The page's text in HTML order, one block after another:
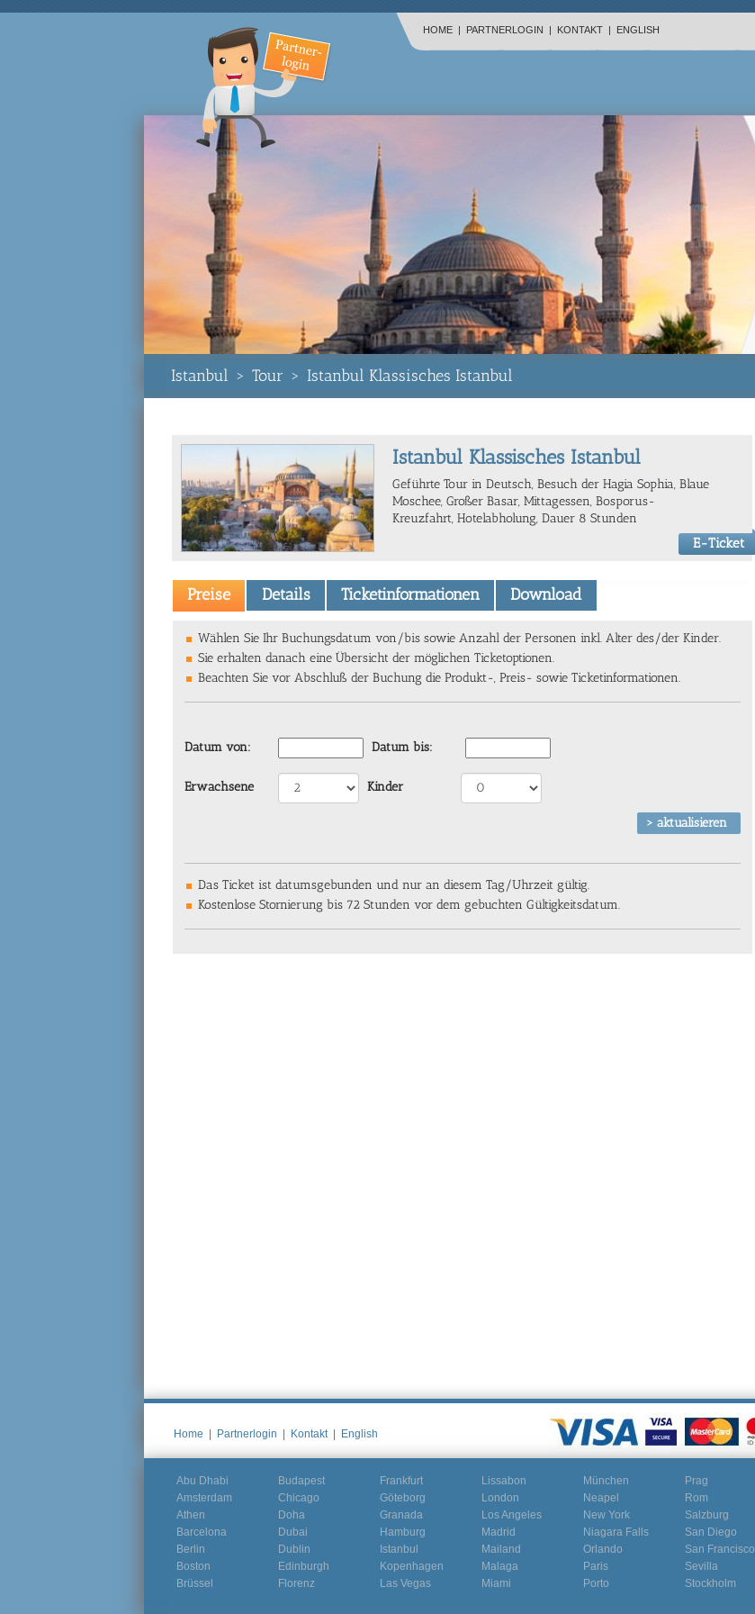
HOME | PARTNERLOGIN | KONTAKT | ENGLISH
Istanbul > Tour > Istanbul Klassisches Istanbul
Istanbul Klassisches Istanbul
Geführte Tour in Deutsch, Besuch der Hagia Sophia, Blaue
Moschee, Großer Basar, Mittagessen, Bosporus-
Kreuzfahrt, Hotelabholung, Dauer 8 Stunden
E-Ticket
Preise Details Ticketinformationen Download
Wählen Sie Ihr Buchungsdatum von/bis sowie Anzahl der Personen inkl. Alter des/der Kinder.
Sie erhalten danach eine Übersicht der möglichen Ticketoptionen.
Beachten Sie vor Abschluß der Buchung die Produkt-, Preis- sowie Ticketinformationen.
Datum von: Datum bis:
Erwachsene Kinder
Das Ticket ist datumsgebunden und nur an diesem Tag/Uhrzeit gültig.
Kostenlose Stornierung bis 72 Stunden vor dem gebuchten Gültigkeitsdatum.
Home Partnerlogin Kontakt English
Abu Dhabi
Amsterdam
Athen
Barcelona
Berlin
Boston
Brüssel
Budapest
Chicago
Doha
Dubai
Dublin
Edinburgh
Florenz
Frankfurt
Göteborg
Granada
Hamburg
Istanbul
Kopenhagen
Las Vegas
Lissabon
London
Los Angeles
Madrid
Mailand
Malaga
Miami
München
Neapel
New York
Niagara Falls
Orlando
Paris
Porto
Prag
Rom
Salzburg
San Diego
San Francisco
Sevilla
Stockholm